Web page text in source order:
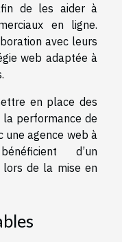
de les aider à
en ligne.
avec leurs
web adaptée à
en place des
la performance de
une agence web à
d’un
lors de la mise en